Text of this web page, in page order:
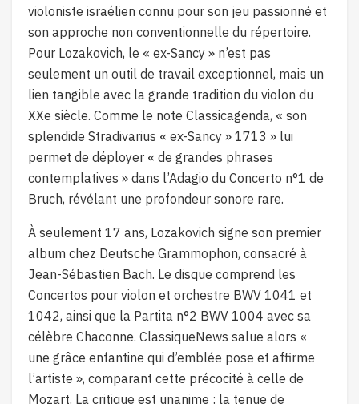
violoniste israélien connu pour son jeu passionné et
son approche non conventionnelle du répertoire.
Pour Lozakovich, le « ex-Sancy » n’est pas
seulement un outil de travail exceptionnel, mais un
lien tangible avec la grande tradition du violon du
XXe siècle. Comme le note Classicagenda, « son
splendide Stradivarius « ex-Sancy » 1713 » lui
permet de déployer « de grandes phrases
contemplatives » dans l’Adagio du Concerto n°1 de
Bruch, révélant une profondeur sonore rare.
À seulement 17 ans, Lozakovich signe son premier
album chez Deutsche Grammophon, consacré à
Jean-Sébastien Bach. Le disque comprend les
Concertos pour violon et orchestre BWV 1041 et
1042, ainsi que la Partita n°2 BWV 1004 avec sa
célèbre Chaconne. ClassiqueNews salue alors «
une grâce enfantine qui d’emblée pose et affirme
l’artiste », comparant cette précocité à celle de
Mozart. La critique est unanime : la tenue de